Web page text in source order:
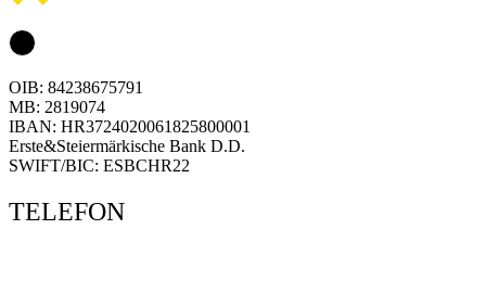
OIB: 84238675791
MB: 2819074
IBAN: HR3724020061825800001
Erste&Steiermärkische Bank D.D.
SWIFT/BIC: ESBCHR22
TELEFON